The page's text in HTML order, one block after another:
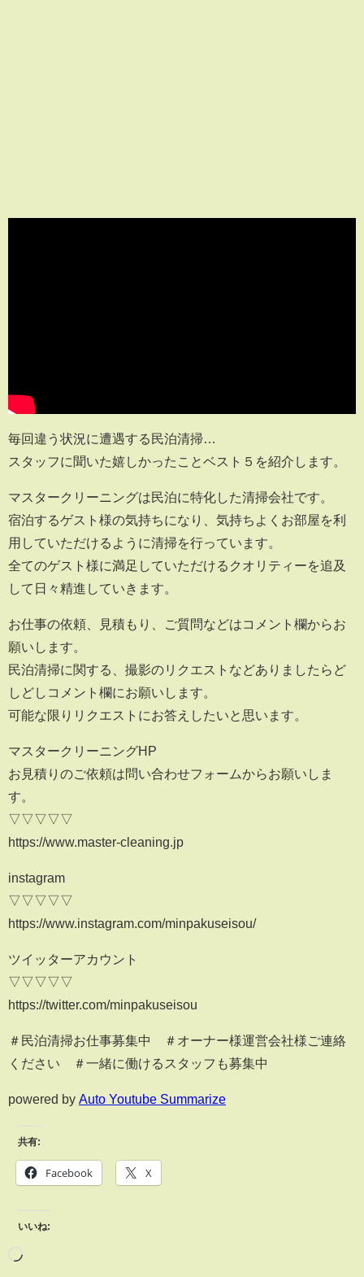
毎回違う状況に遭遇する民泊清掃…
スタッフに聞いた嬉しかったことベスト５を紹介します。
マスタークリーニングは民泊に特化した清掃会社です。
宿泊するゲスト様の気持ちになり、気持ちよくお部屋を利
用していただけるように清掃を行っています。
全てのゲスト様に満足していただけるクオリティーを追及
して日々精進していきます。
お仕事の依頼、見積もり、ご質問などはコメント欄からお
願いします。
民泊清掃に関する、撮影のリクエストなどありましたらど
しどしコメント欄にお願いします。
可能な限りリクエストにお答えしたいと思います。
マスタークリーニングHP
お見積りのご依頼は問い合わせフォームからお願いしま
す。
▽▽▽▽▽
https://www.master-cleaning.jp
instagram
▽▽▽▽▽
https://www.instagram.com/minpakuseisou/
ツイッターアカウント
▽▽▽▽▽
https://twitter.com/minpakuseisou
＃民泊清掃お仕事募集中 ＃オーナー様運営会社様ご連絡
ください ＃一緒に働けるスタッフも募集中
powered by Auto Youtube Summarize
共有:
Facebook X
いいね: